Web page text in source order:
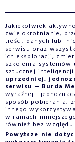
Jakiekolwiek
zwielokrotnianie,
treści, danych lub
serwisu oraz
ich eksploracji,
szkolenia
sztucznej
uprzedniej,
serwisu – Burda
wyraźnej i
sposób pobierania,
innego
w ramach
również bez
Powyższe nie